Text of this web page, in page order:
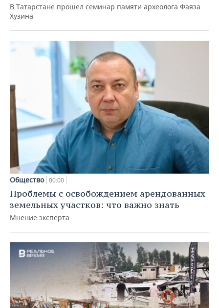
В Татарстане прошел семинар памяти археолога Фаяза
Хузина
Общество 00:00
Проблемы с освобождением арендованных
земельных участков: что важно знать
Мнение эксперта